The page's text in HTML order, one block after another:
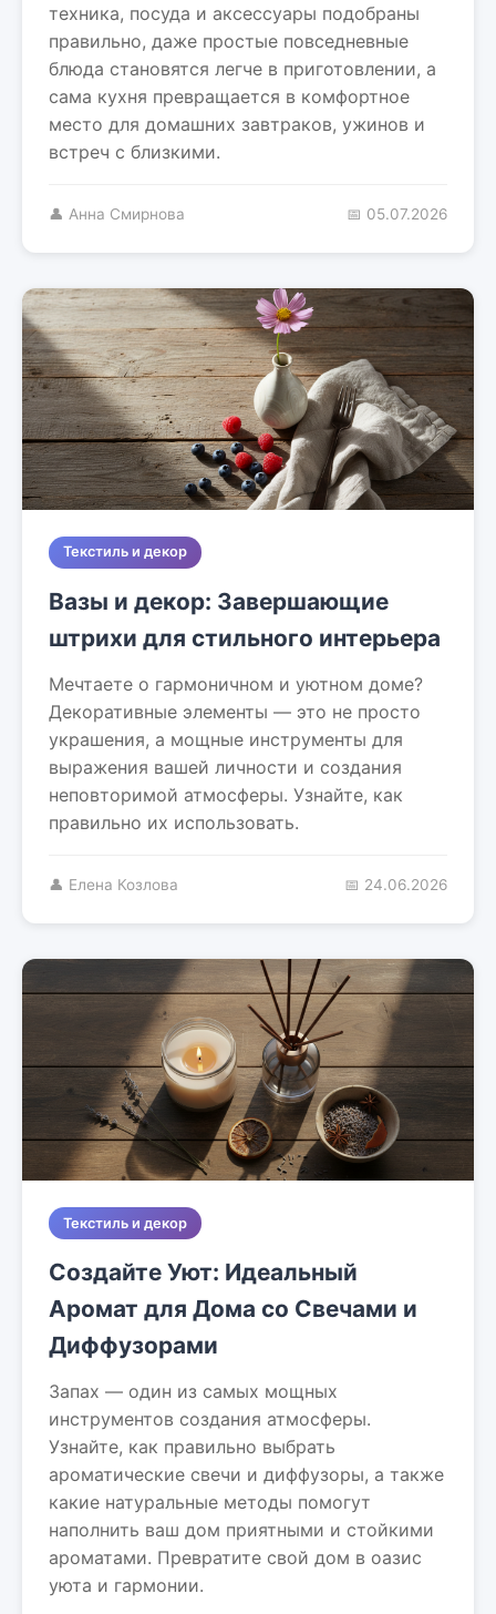
техника, посуда и аксессуары подобраны
правильно, даже простые повседневные
блюда становятся легче в приготовлении, а
сама кухня превращается в комфортное
место для домашних завтраков, ужинов и
встреч с близкими.
👤 Анна Смирнова 📅 05.07.2026
Текстиль и декор
Вазы и декор: Завершающие
штрихи для стильного интерьера
Мечтаете о гармоничном и уютном доме?
Декоративные элементы — это не просто
украшения, а мощные инструменты для
выражения вашей личности и создания
неповторимой атмосферы. Узнайте, как
правильно их использовать.
👤 Елена Козлова 📅 24.06.2026
Текстиль и декор
Создайте Уют: Идеальный
Аромат для Дома со Свечами и
Диффузорами
Запах — один из самых мощных
инструментов создания атмосферы.
Узнайте, как правильно выбрать
ароматические свечи и диффузоры, а также
какие натуральные методы помогут
наполнить ваш дом приятными и стойкими
ароматами. Превратите свой дом в оазис
уюта и гармонии.